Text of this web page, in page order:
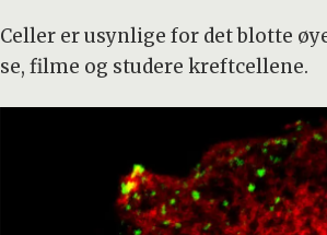
Celler er usynlige for det blotte
se, filme og studere kreftcellene.